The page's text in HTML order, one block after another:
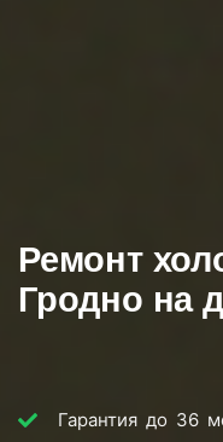
Ремонт
Гродно на
Гарантия до 36